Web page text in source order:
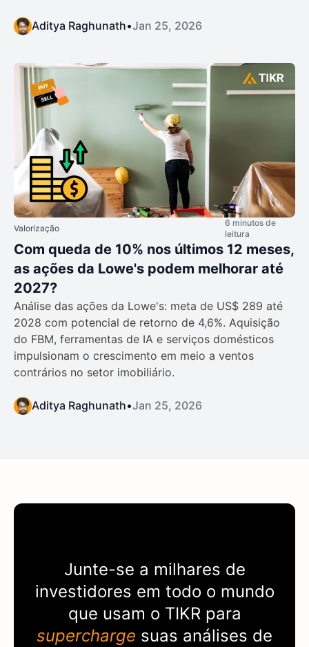
Aditya Raghunath•Jan 25, 2026
Valorização
6 minutos de
leitura
Com queda de 10% nos últimos 12 meses,
as ações da Lowe's podem melhorar até
2027?
Análise das ações da Lowe's: meta de US$ 289 até
2028 com potencial de retorno de 4,6%. Aquisição
do FBM, ferramentas de IA e serviços domésticos
impulsionam o crescimento em meio a ventos
contrários no setor imobiliário.
Aditya Raghunath•Jan 25, 2026
Junte-se a milhares de
investidores em todo o mundo
que usam o TIKRpara
supercharge suas análises de